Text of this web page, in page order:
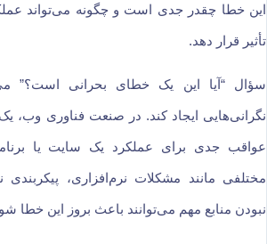
این خطا چقدر جدی است و چگونه می‌تواند
تأثیر قرار دهد.
سؤال “آیا این یک خطای بحرانی است؟”
نگرانی‌هایی ایجاد کند. در صنعت فناوری وب،
عواقب جدی برای عملکرد یک سایت یا
مختلفی مانند مشکلات نرم‌افزاری،
نبودن منابع مهم می‌توانند باعث بروز این خطا